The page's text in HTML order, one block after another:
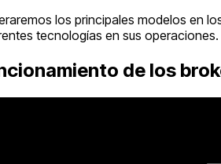
los principales modelos en
tecnologías en sus
de los